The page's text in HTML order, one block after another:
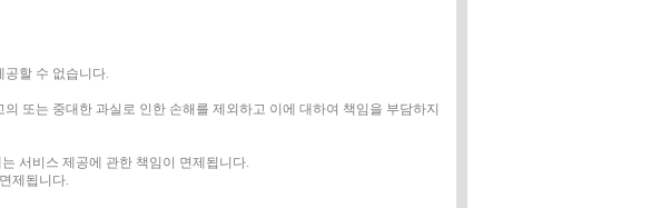
공할 수 없습니다.
또는 중대한 과실로 인한 손해를 제외하고 이에 대하여 책임을 부담하지
서비스 제공에 관한 책임이 면제됩니다.
제됩니다.